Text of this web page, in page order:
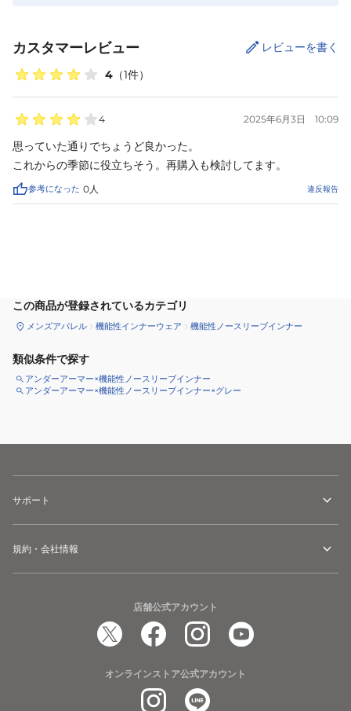
カスタマーレビュー
4 （1件）
レビューを書く
4 2025年6月3日 10:09
思っていた通りでちょうど良かった。
これからの季節に役立ちそう。再購入も検討してます。
参考になった 0人 違反報告
この商品が登録されているカテゴリ
メンズアパレル 機能性インナーウェア 機能性ノースリーブインナー
類似条件で探す
アンダーアーマー×機能性ノースリーブインナー
アンダーアーマー×機能性ノースリーブインナー×グレー
サポート
規約・会社情報
店舗公式アカウント
オンラインストア公式アカウント